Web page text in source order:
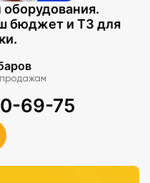
бюджет и ТЗ для
69-75